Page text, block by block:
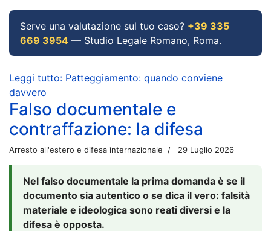
Serve una valutazione sul tuo caso? +39 335
669 3954 — Studio Legale Romano, Roma.
Leggi tutto: Patteggiamento: quando conviene
davvero
Falso documentale e
contraffazione: la difesa
Arresto all'estero e difesa internazionale 29 Luglio 2026
Nel falso documentale la prima domanda è se il
documento sia autentico o se dica il vero: falsità
materiale e ideologica sono reati diversi e la
difesa è opposta.